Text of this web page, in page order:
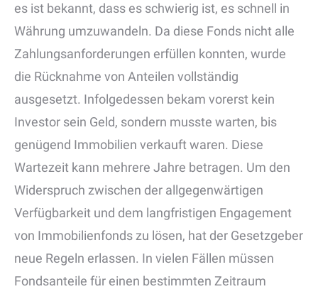
es ist bekannt, dass es schwierig ist, es schnell in
Währung umzuwandeln. Da diese Fonds nicht alle
Zahlungsanforderungen erfüllen konnten, wurde
die Rücknahme von Anteilen vollständig
ausgesetzt. Infolgedessen bekam vorerst kein
Investor sein Geld, sondern musste warten, bis
genügend Immobilien verkauft waren. Diese
Wartezeit kann mehrere Jahre betragen. Um den
Widerspruch zwischen der allgegenwärtigen
Verfügbarkeit und dem langfristigen Engagement
von Immobilienfonds zu lösen, hat der Gesetzgeber
neue Regeln erlassen. In vielen Fällen müssen
Fondsanteile für einen bestimmten Zeitraum